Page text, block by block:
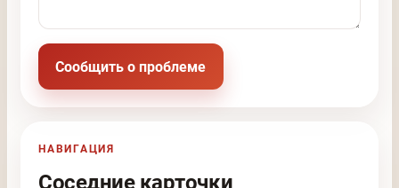
Сообщить о проблеме
НАВИГАЦИЯ
Соседние карточки